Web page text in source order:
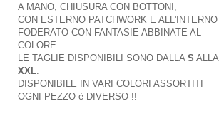
A MANO, CHIUSURA CON BOTTONI,
CON ESTERNO PATCHWORK E ALL'INTERNO
FODERATO CON FANTASIE ABBINATE AL
COLORE.
LE TAGLIE DISPONIBILI SONO DALLA S ALLA
XXL
DISPONIBILE IN VARI COLORI ASSORTITI
OGNI PEZZO è DIVERSO !!